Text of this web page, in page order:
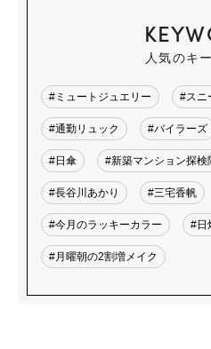
人気のキ
#ミュートジュエリー #スニ
#通勤リュック #バイラーズ
#日傘 #新築マンション探検
#長谷川あかり #三宅香帆
#今月のラッキーカラー #日
#月曜朝の2割増メイク